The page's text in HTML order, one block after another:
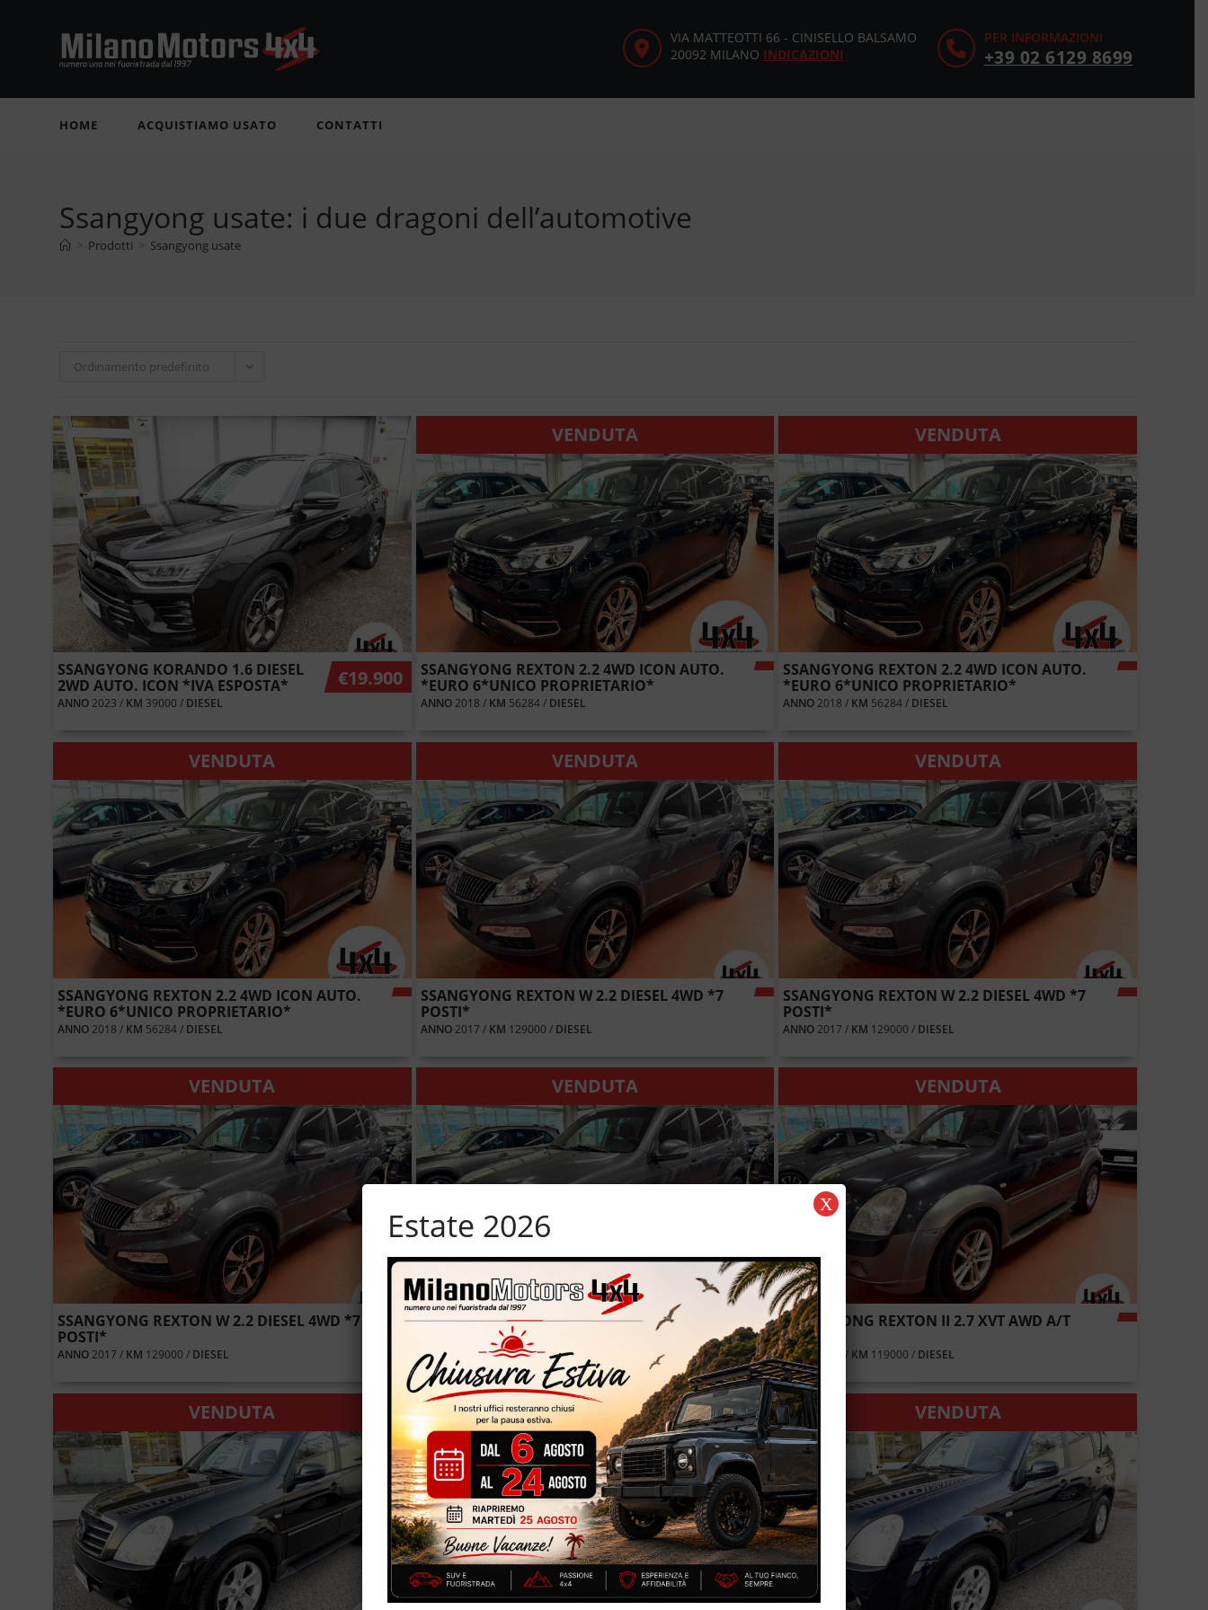
PER INFORMAZIONI
+39 02 6129 8699
VIA MATTEOTTI 66 - CINISELLO BALSAMO
20092 MILANO INDICAZIONI
HOME ACQUISTIAMO USATO CONTATTI
Ssangyong usate: i due dragoni dell’automotive
> Prodotti > Ssangyong usate
Ordinamento predefinito
€19.900
SSANGYONG KORANDO 1.6 DIESEL
2WD AUTO. ICON *IVA ESPOSTA*
ANNO2023 / KM 39000 / DIESEL
VENDUTA
SSANGYONG REXTON 2.2 4WD ICON AUTO.
*EURO 6*UNICO PROPRIETARIO*
ANNO2018 / KM 56284 / DIESEL
VENDUTA
SSANGYONG REXTON 2.2 4WD ICON AUTO.
*EURO 6*UNICO PROPRIETARIO*
ANNO2018 / KM 56284 / DIESEL
VENDUTA
SSANGYONG REXTON 2.2 4WD ICON AUTO.
*EURO 6*UNICO PROPRIETARIO*
ANNO2018 / KM 56284 / DIESEL
VENDUTA
SSANGYONG REXTON W 2.2 DIESEL 4WD *7
POSTI*
ANNO2017 / KM 129000 / DIESEL
VENDUTA
SSANGYONG REXTON W 2.2 DIESEL 4WD *7
POSTI*
ANNO2017 / KM 129000 / DIESEL
VENDUTA
SSANGYONG REXTON W 2.2 DIESEL 4WD *7
POSTI*
ANNO2017 / KM 129000 / DIESEL
VENDUTA
SSANGYONG REXTON W 2.2 DIESEL 4WD *7
ANNO 2017 /KM129000 /DIESEL
VENDUTA
SSANGYONG REXTON II 2.7 XVT AWD A/T
ENERGY
ANNO2010 / KM 119000 / DIESEL
VENDUTA VENDUTA VENDUTA
Estate 2026
X